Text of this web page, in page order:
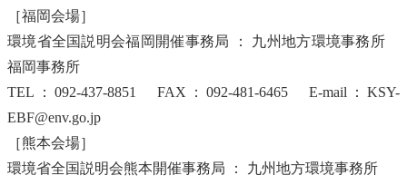
［福岡会場］
環境省全国説明会福岡開催事務局 ： 九州地方環境事務所
福岡事務所
TEL：092-437-8851 FAX：092-481-6465 E-mail：KSY-
EBF@env.go.jp
［熊本会場］
環境省全国説明会熊本開催事務局 ： 九州地方環境事務所